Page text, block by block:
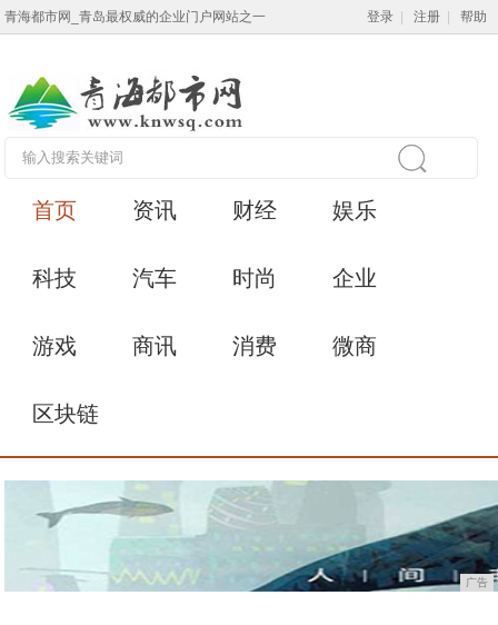
青海都市网_青岛最权威的企业门户网站之一 登录 注册 帮助
首页 资讯 财经 娱乐
科技 汽车 时尚 企业
游戏 商讯 消费 微商
区块链
广告